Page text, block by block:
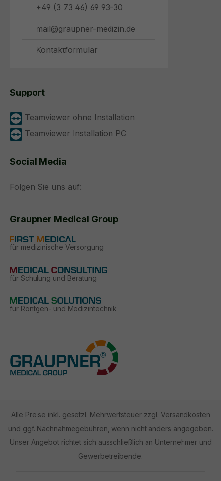
+49 (3 73 46) 69 93-30
mail@graupner-medizin.de
Kontaktformular
Support
Teamviewer ohne Installation
Teamviewer Installation PC
Social Media
Folgen Sie uns auf:
Graupner Medical Group
für medizinische Versorgung
für Schulung und Beratung
für Röntgen- und Medizintechnik
Alle Preise inkl. gesetzl. Mehrwertsteuer zzgl. Versandkosten
und ggf. Nachnahmegebühren, wenn nicht anders angegeben.
Unser Angebot richtet sich ausschließlich an Unternehmer und
Gewerbetreibende.